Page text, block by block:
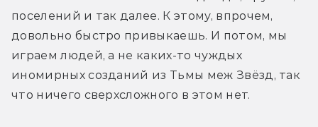
поселений и так далее. К этому, впрочем,
довольно быстро привыкаешь. И потом, мы
играем людей, а не каких-то чуждых
иномирных созданий из Тьмы меж Звёзд, так
что ничего сверхсложного в этом нет.